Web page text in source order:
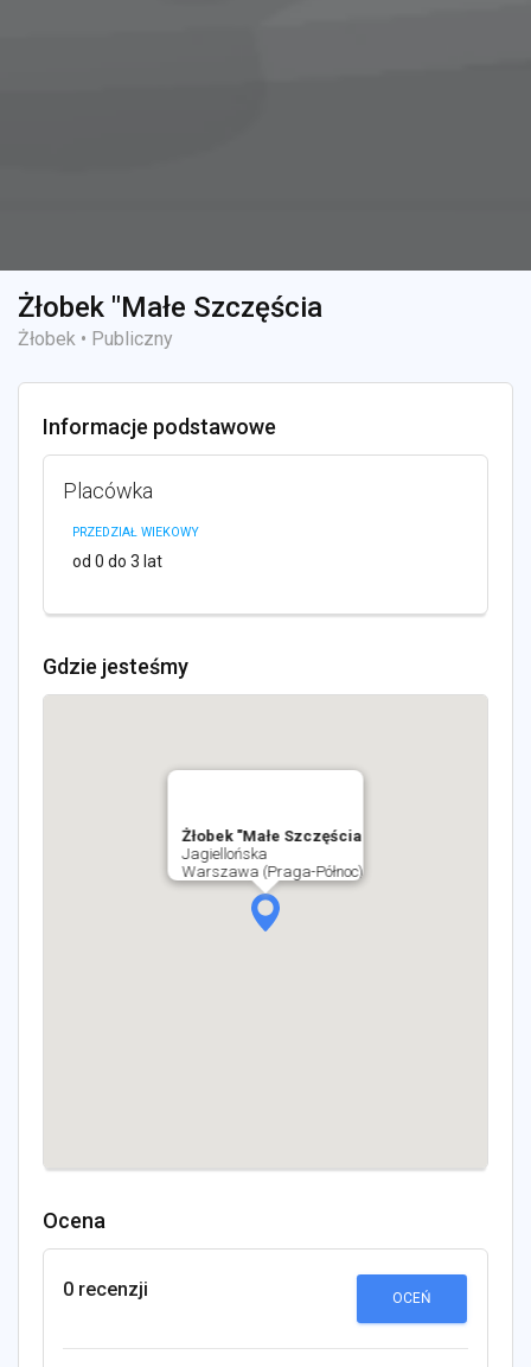
Żłobek "Małe Szczęścia
Żłobek • Publiczny
Informacje podstawowe
Placówka
PRZEDZIAŁ WIEKOWY
od 0 do 3 lat
Gdzie jesteśmy
Żłobek "Małe Szczęścia
Jagiellońska
Warszawa (Praga-Północ)
Ocena
0 recenzji OCEŃ